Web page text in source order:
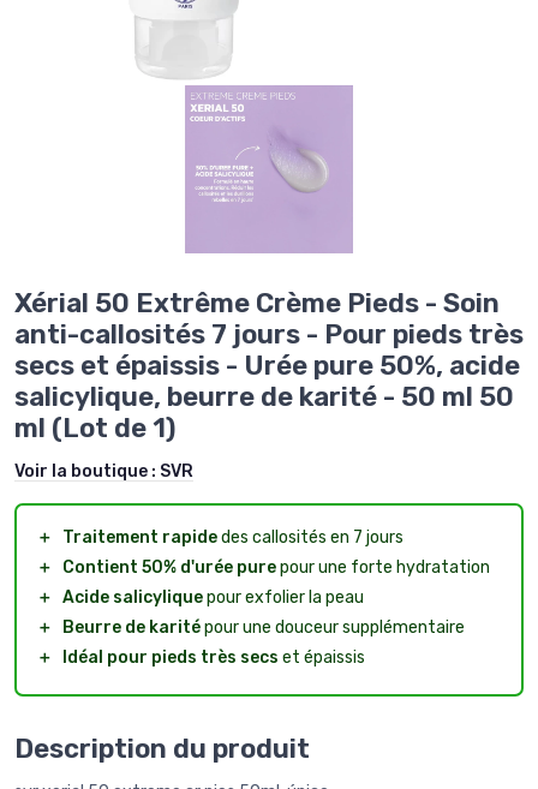
Xérial 50 Extrême Crème Pieds - Soin
anti-callosités 7 jours - Pour pieds très
secs et épaissis - Urée pure 50%, acide
salicylique, beurre de karité - 50 ml 50
ml (Lot de 1)
Voir la boutique : SVR
＋ Traitement rapidedes callosités en 7 jours
＋
Contient 50% d'urée purepour une forte hydratation
＋ Acide salicyliquepour exfolier la peau
＋
Beurre de karitépour une douceur supplémentaire
＋
Idéal pour pieds très secs et épaissis
Description du produit